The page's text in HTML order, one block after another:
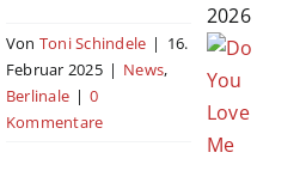
Von Toni Schindele | 16.
Februar 2025 | News,
Berlinale | 0
Kommentare
2026